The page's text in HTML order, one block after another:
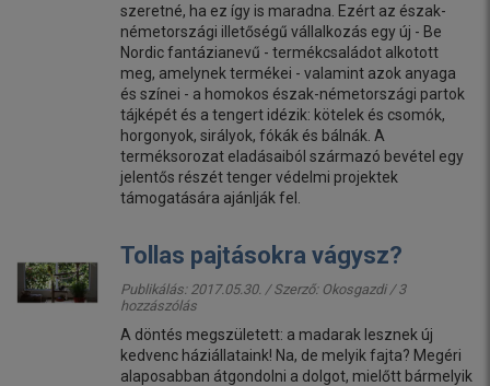
szeretné, ha ez így is maradna. Ezért az észak-
németországi illetőségű vállalkozás egy új - Be
Nordic fantázianevű - termékcsaládot alkotott
meg, amelynek termékei - valamint azok anyaga
és színei - a homokos észak-németországi partok
tájképét és a tengert idézik: kötelek és csomók,
horgonyok, sirályok, fókák és bálnák. A
terméksorozat eladásaiból származó bevétel egy
jelentős részét tenger védelmi projektek
támogatására ajánlják fel.
Tollas pajtásokra vágysz?
Publikálás: 2017.05.30. / Szerző: Okosgazdi / 3
hozzászólás
A döntés megszületett: a madarak lesznek új
kedvenc háziállataink! Na, de melyik fajta? Megéri
alaposabban átgondolni a dolgot, mielőtt bármelyik